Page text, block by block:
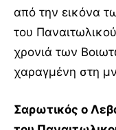
από την εικόνα
του
χρονιά των
χαραγμένη στη
Σαρωτικός ο